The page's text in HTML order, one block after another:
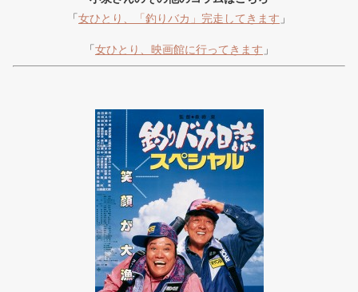
「女ひとり、「釣りバカ」完走してきます 」
「女ひとり、映画館に行ってきます 」